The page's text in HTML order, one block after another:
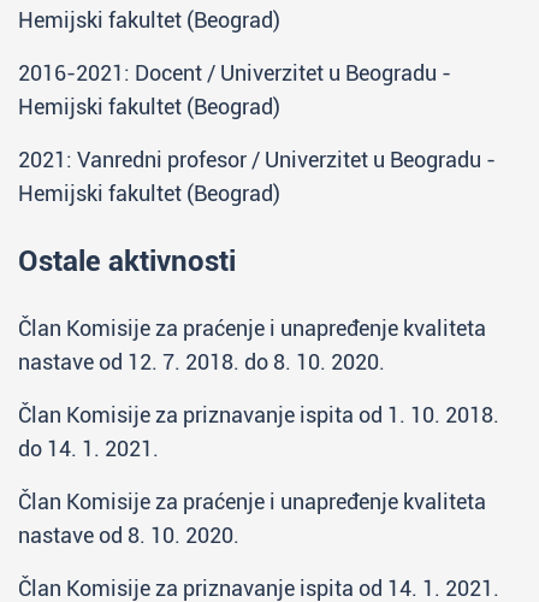
Hemijski fakultet (Beograd)
2016-2021: Docent / Univerzitet u Beogradu -
Hemijski fakultet (Beograd)
2021: Vanredni profesor / Univerzitet u Beogradu -
Hemijski fakultet (Beograd)
Ostale aktivnosti
Član Komisije za praćenje i unapređenje kvaliteta
nastave od 12. 7. 2018. do 8. 10. 2020.
Član Komisije za priznavanje ispita od 1. 10. 2018.
do 14. 1. 2021.
Član Komisije za praćenje i unapređenje kvaliteta
nastave od 8. 10. 2020.
Član Komisije za priznavanje ispita od 14. 1. 2021.